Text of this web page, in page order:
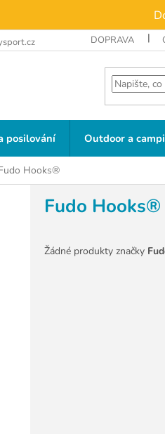
DOPRAVA
posilování Outdoor a
Hooks®
Fudo Hooks®
Žádné produkty značky